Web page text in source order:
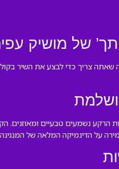
של מושיק
צריך כדי לבצע את השיר
הרקע נשמעים טבעיים
על הדינמיקה המלאה של